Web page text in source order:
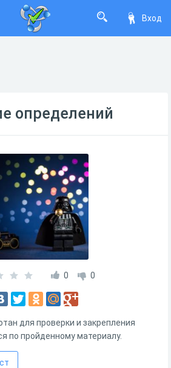
Вход
определений
0 0
для проверки и закрепления
по пройденному материалу.